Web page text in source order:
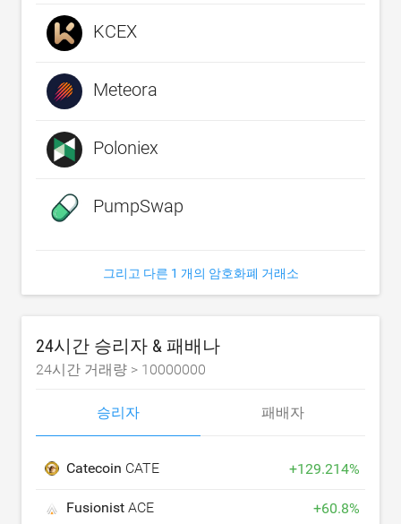
KCEX
Meteora
Poloniex
PumpSwap
그리고 다른 1 개의 암호화폐 거래소
24시간 승리자 & 패배나
24시간 거래량 > 10000000
승리자 패배자
Catecoin CATE +129.214%
Fusionist ACE +60.8%